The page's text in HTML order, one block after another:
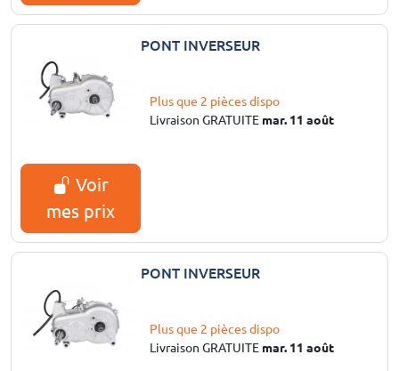
PONT INVERSEUR
Plus que 2 pièces dispo
Livraison GRATUITE mar. 11 août
Voir
mes prix
PONT INVERSEUR
Plus que 2 pièces dispo
Livraison GRATUITE mar. 11 août